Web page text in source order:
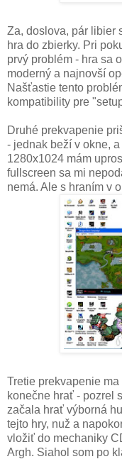
Za, doslova, pár libier
hra do zbierky. Pri
prvý problém - hra sa
moderný a najnovší
Našťastie tento
kompatibility pre
Druhé prekvapenie
- jednak beží v okne,
1280x1024 mám
fullscreen sa mi
nemá. Ale s hraním v
Tretie prekvapenie
konečne hrať - pozrel
začala hrať výborná
tejto hry, nuž a
vložiť do mechaniky
Argh. Siahol som po